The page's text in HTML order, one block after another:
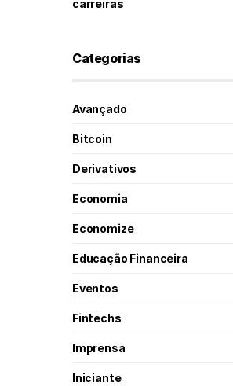
carreiras
Categorias
Avançado
Bitcoin
Derivativos
Economia
Economize
Educação Financeira
Eventos
Fintechs
Imprensa
Iniciante